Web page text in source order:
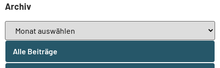
Archiv
Alle Beiträge